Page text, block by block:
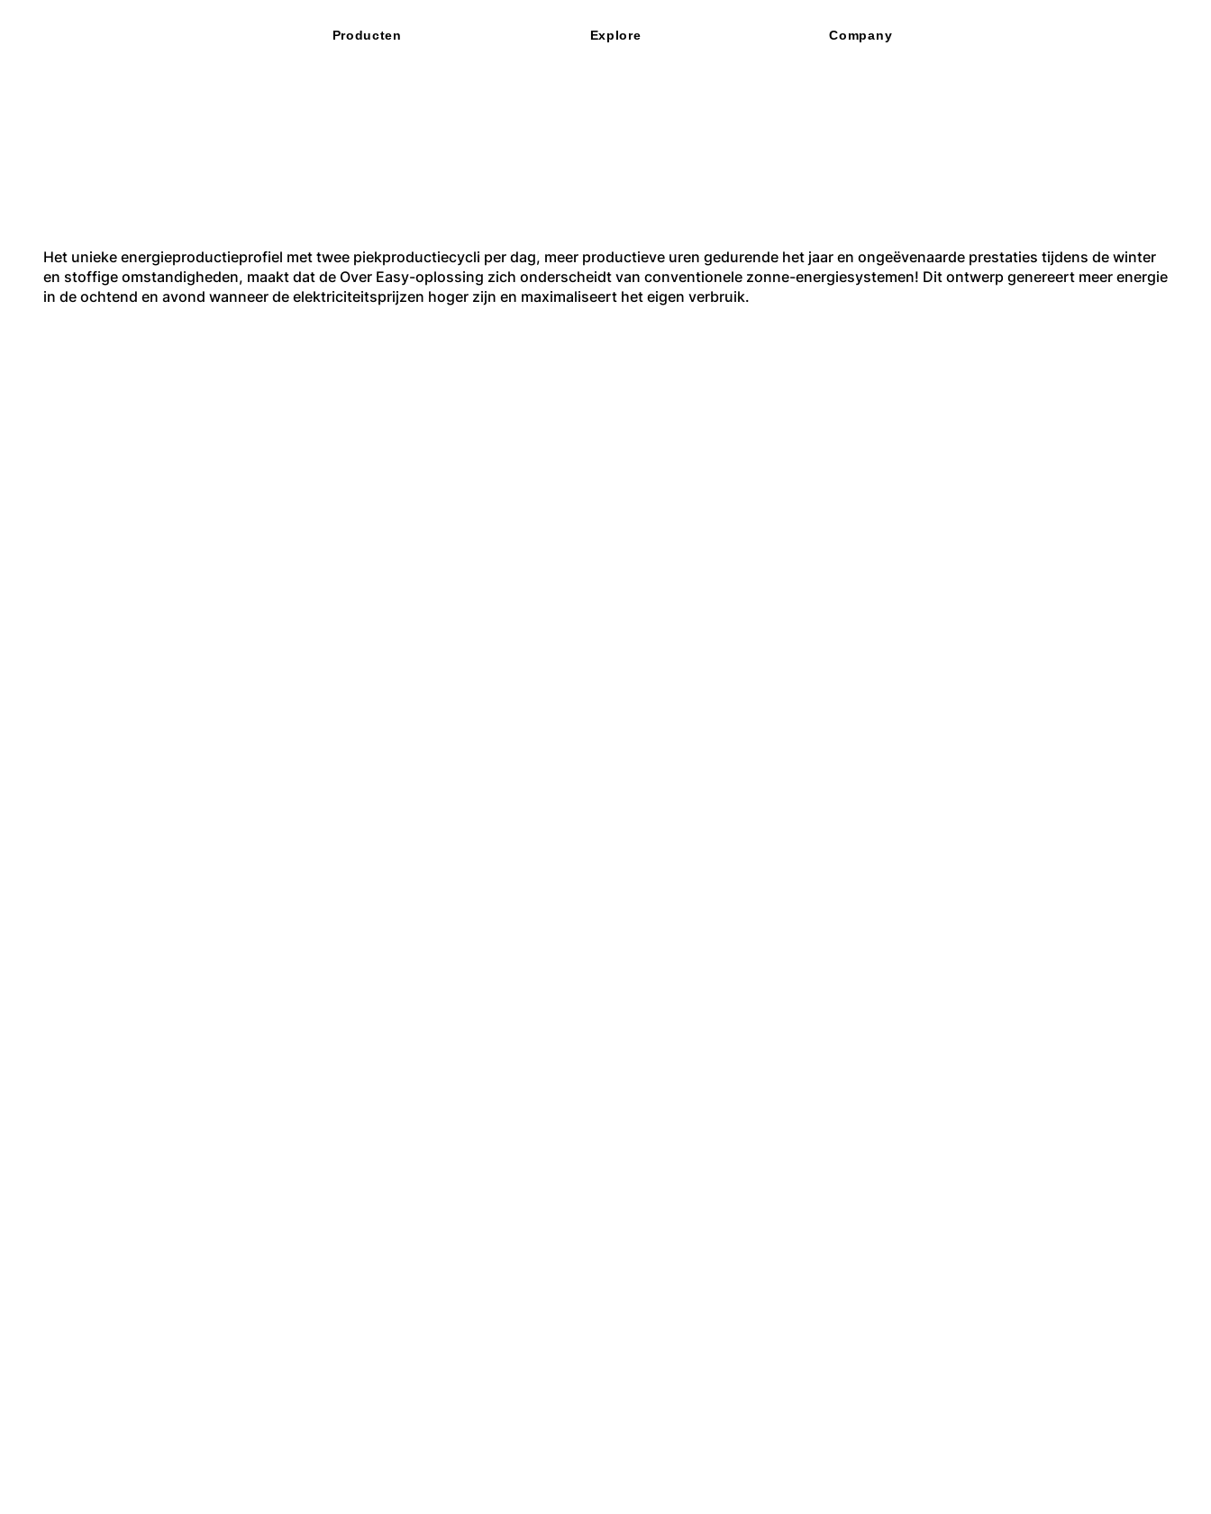
Producten Explore Company
Het unieke energieproductieprofiel met twee piekproductiecycli per dag, meer productieve uren gedurende het jaar en ongeëvenaarde prestaties tijdens de winter
en stoffige omstandigheden, maakt dat de Over Easy-oplossing zich onderscheidt van conventionele zonne-energiesystemen! Dit ontwerp genereert meer energie
in de ochtend en avond wanneer de elektriciteitsprijzen hoger zijn en maximaliseert het eigen verbruik.